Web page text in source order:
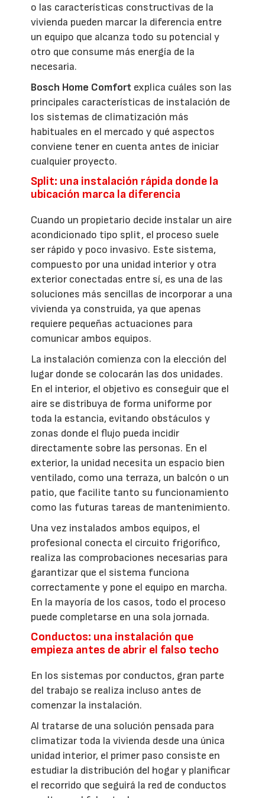
o las características constructivas de la
vivienda pueden marcar la diferencia entre
un equipo que alcanza todo su potencial y
otro que consume más energía de la
necesaria.
Bosch Home Comfort explica cuáles son las
principales características de instalación de
los sistemas de climatización más
habituales en el mercado y qué aspectos
conviene tener en cuenta antes de iniciar
cualquier proyecto.
Split: una instalación rápida donde la
ubicación marca la diferencia
Cuando un propietario decide instalar un aire
acondicionado tipo split, el proceso suele
ser rápido y poco invasivo. Este sistema,
compuesto por una unidad interior y otra
exterior conectadas entre sí, es una de las
soluciones más sencillas de incorporar a una
vivienda ya construida, ya que apenas
requiere pequeñas actuaciones para
comunicar ambos equipos.
La instalación comienza con la elección del
lugar donde se colocarán las dos unidades.
En el interior, el objetivo es conseguir que el
aire se distribuya de forma uniforme por
toda la estancia, evitando obstáculos y
zonas donde el flujo pueda incidir
directamente sobre las personas. En el
exterior, la unidad necesita un espacio bien
ventilado, como una terraza, un balcón o un
patio, que facilite tanto su funcionamiento
como las futuras tareas de mantenimiento.
Una vez instalados ambos equipos, el
profesional conecta el circuito frigorífico,
realiza las comprobaciones necesarias para
garantizar que el sistema funciona
correctamente y pone el equipo en marcha.
En la mayoría de los casos, todo el proceso
puede completarse en una sola jornada.
Conductos: una instalación que
empieza antes de abrir el falso techo
En los sistemas por conductos, gran parte
del trabajo se realiza incluso antes de
comenzar la instalación.
Al tratarse de una solución pensada para
climatizar toda la vivienda desde una única
unidad interior, el primer paso consiste en
estudiar la distribución del hogar y planificar
el recorrido que seguirá la red de conductos